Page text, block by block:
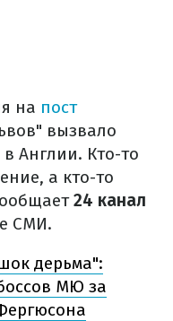
на пост
вызвало
Англии. Кто-то
а кто-то
24 канал
СМИ.
дерьма":
МЮ за